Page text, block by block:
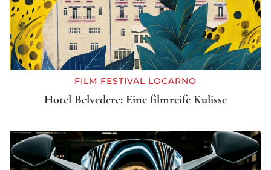
FILM FESTIVAL LOCARNO
Hotel Belvedere: Eine filmreife Kulisse